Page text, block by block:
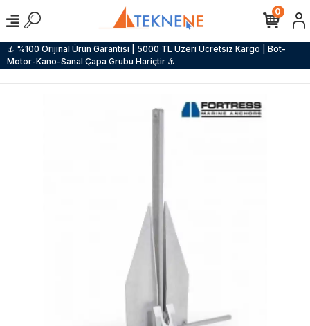
⚓ %100 Orijinal Ürün Garantisi | 5000 TL Üzeri Ücretsiz Kargo | Bot-
Motor-Kano-Sanal Çapa Grubu Hariçtir ⚓
0